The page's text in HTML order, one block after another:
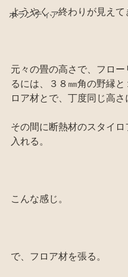
ボランティア
ようやく、終わりが見えて
元々の畳の高さで、フロ
るには、３８㎜角の野縁と
ロア材とで、丁度同じ高さ
その間に断熱材のスタイロ
入れる。
こんな感じ。
で、フロア材を張る。